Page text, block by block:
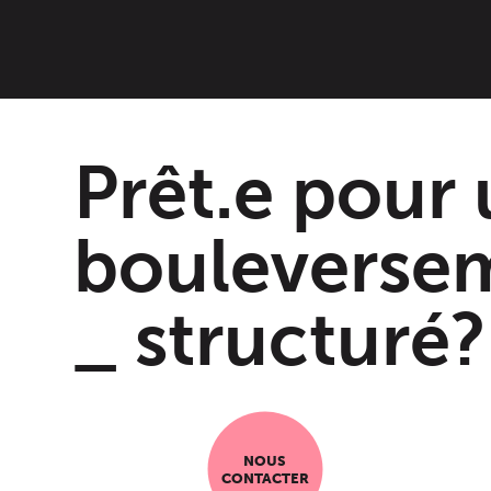
Prêt.e pour
_ structuré?
NOUS
CONTACTER
info@